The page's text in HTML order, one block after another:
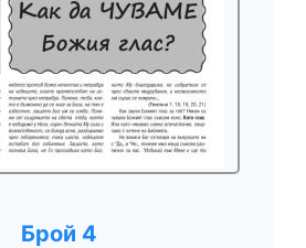
Брой 4